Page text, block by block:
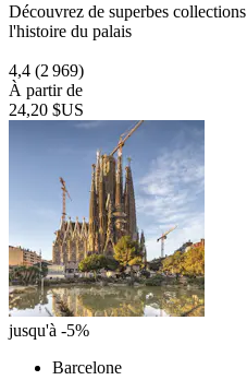
Découvrez de superbes
l'histoire du palais
4,4 (2 969)
À partir de
24,20 $US
jusqu'à -5%
Barcelone